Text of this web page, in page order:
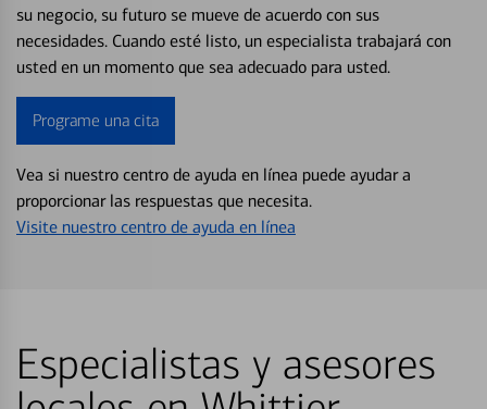
su negocio, su futuro se mueve de acuerdo con sus
necesidades. Cuando esté listo, un especialista trabajará con
usted en un momento que sea adecuado para usted.
Programe una cita
Vea si nuestro centro de ayuda en línea puede ayudar a
proporcionar las respuestas que necesita.
Visite nuestro centro de ayuda en línea
Especialistas y asesores